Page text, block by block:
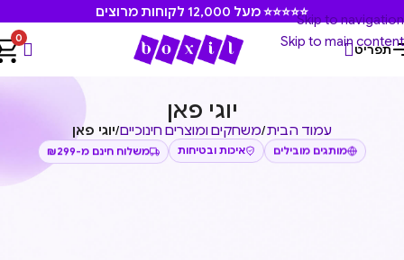
Skip to navigation
Skip to main content
⭐⭐⭐⭐⭐ מעל 12,000 לקוחות מרוצים
תפריט
0
יוגי פאן
עמוד הבית/משחקים ומוצרים חינוכיים/יוגי פאן
מותגים מובילים איכות ובטיחות משלוח חינם מ-₪299